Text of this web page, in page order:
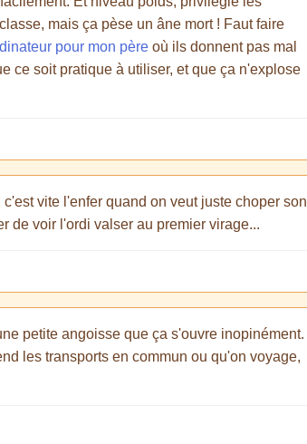
mais ça pèse un âne mort ! Faut faire
pour mon père où ils donnent pas mal
ce soit pratique à utiliser, et que ça n'explose
vite l'enfer quand on veut juste choper son
de voir l'ordi valser au premier virage...
petite angoisse que ça s'ouvre inopinément.
les transports en commun ou qu'on voyage,